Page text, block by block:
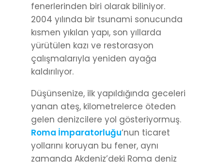
fenerlerinden biri olarak biliniyor.
2004 yılında bir tsunami sonucunda
kısmen yıkılan yapı, son yıllarda
yürütülen kazı ve restorasyon
çalışmalarıyla yeniden ayağa
kaldırılıyor.
Düşünsenize, ilk yapıldığında geceleri
yanan ateş, kilometrelerce öteden
gelen denizcilere yol gösteriyormuş.
Roma İmparatorluğu‘nun ticaret
yollarını koruyan bu fener, aynı
zamanda Akdeniz’deki Roma deniz